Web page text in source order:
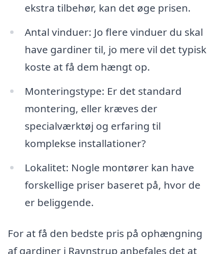
ekstra tilbehør, kan det øge prisen.
Antal vinduer: Jo flere vinduer du skal
have gardiner til, jo mere vil det typisk
koste at få dem hængt op.
Monteringstype: Er det standard
montering, eller kræves der
specialværktøj og erfaring til
komplekse installationer?
Lokalitet: Nogle montører kan have
forskellige priser baseret på, hvor de
er beliggende.
For at få den bedste pris på ophængning
af gardiner i Ravnstrup anbefales det at